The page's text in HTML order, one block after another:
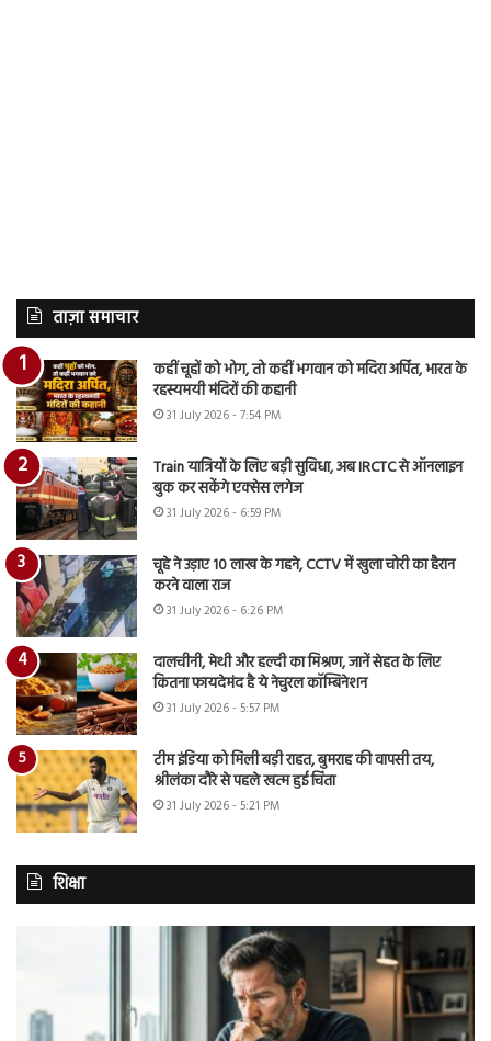
ताज़ा समाचार
कहीं चूहों को भोग, तो कहीं भगवान को मदिरा अर्पित, भारत के
रहस्यमयी मंदिरों की कहानी
31 July 2026 - 7:54 PM
Train यात्रियों के लिए बड़ी सुविधा, अब IRCTC से ऑनलाइन
बुक कर सकेंगे एक्सेस लगेज
31 July 2026 - 6:59 PM
चूहे ने उड़ाए 10 लाख के गहने, CCTV में खुला चोरी का हैरान
करने वाला राज
31 July 2026 - 6:26 PM
दालचीनी, मेथी और हल्दी का मिश्रण, जानें सेहत के लिए
कितना फायदेमंद है ये नेचुरल कॉम्बिनेशन
31 July 2026 - 5:57 PM
टीम इंडिया को मिली बड़ी राहत, बुमराह की वापसी तय,
श्रीलंका दौरे से पहले खत्म हुई चिंता
31 July 2026 - 5:21 PM
शिक्षा